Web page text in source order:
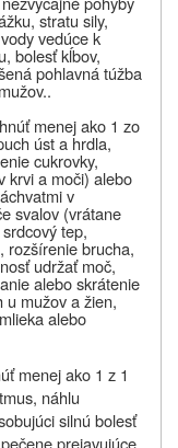
stratu sily,
vedúce k
bolesť kĺbov,
pohlavná túžba
menej ako 1 zo
úst a hrdla,
cukrovky,
krvi a moči) alebo
v
svalov (vrátane
tep,
rozšírenie brucha,
udržať moč,
alebo skrátenie
u mužov a žien,
alebo
menej ako 1 z 1
náhlu
silnú bolesť
prejavujúce